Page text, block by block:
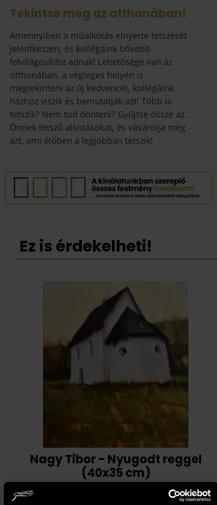
Tekintse meg az otthonában!
Amennyiben a műalkotás elnyerte tetszését
jelentkezzen, és kollégáink bővebb
felvilágosítást adnak! Lehetősége van az
otthonában, a végleges helyén is
megtekinteni az új kedvencét, kollégáink
házhoz viszik és bemutatják azt! Több is
tetszik? Nem tud dönteni? Gyűjtse össze az
Önnek tetsző alkotásokat, és vásárolja meg
azt, ami élőben a legjobban tetszik!
Ez is érdekelheti!
Nagy Tibor - Nyugodt reggel
(40x35 cm)